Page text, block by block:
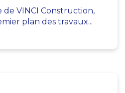
de VINCI Construction,
plan des travaux...